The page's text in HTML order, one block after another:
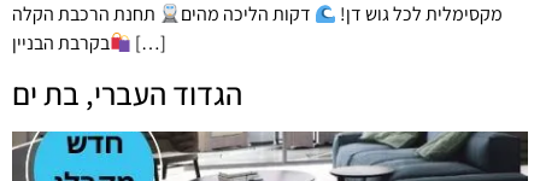
מקסימלית לכל גוש דן!
דקות הליכה מהים
תחנת הרכבת הקלה
בקרבת הבניין
[…]
הגדוד העברי, בת ים